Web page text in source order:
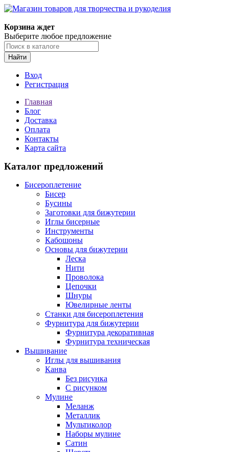
Корзина ждет
Выберите любое предложение
Найти
Вход
Регистрация
Главная
Блог
Доставка
Оплата
Контакты
Карта сайта
Каталог предложений
Бисероплетение
Бисер
Бусины
Заготовки для бижутерии
Иглы бисерные
Инструменты
Кабошоны
Основы для бижутерии
Леска
Нити
Проволока
Цепочки
Шнуры
Ювелирные ленты
Станки для бисероплетения
Фурнитура для бижутерии
Фурнитура декоративная
Фурнитура техническая
Вышивание
Иглы для вышивания
Канва
Без рисунка
С рисунком
Мулине
Меланж
Металлик
Мультиколор
Наборы мулине
Сатин